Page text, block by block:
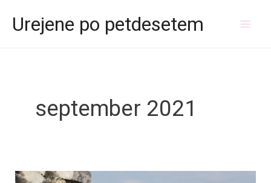
Urejene po petdesetem
september 2021
Jesen